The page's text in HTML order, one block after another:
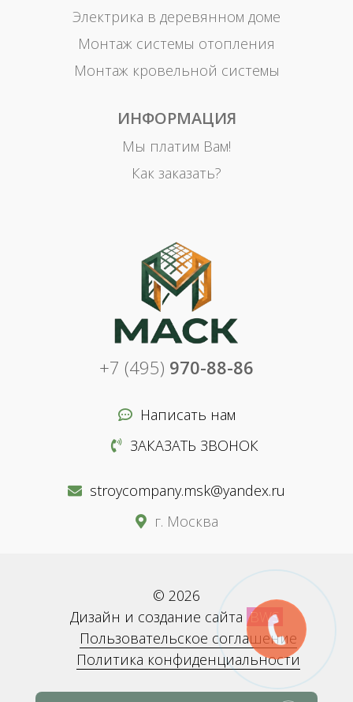
Электрика в деревянном доме
Монтаж системы отопления
Монтаж кровельной системы
ИНФОРМАЦИЯ
Мы платим Вам!
Как заказать?
+7 (495) 970-88-86
Написать нам
ЗАКАЗАТЬ ЗВОНОК
stroycompany.msk@yandex.ru
г. Москва
© 2026
Дизайн и создание сайта BWS
Пользовательское соглашение
Политика конфиденциальности